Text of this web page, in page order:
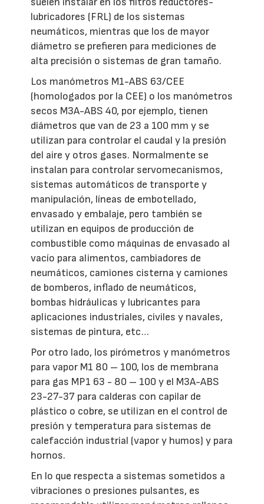
lubricadores (FRL) de los sistemas
neumáticos, mientras que los de mayor
diámetro se prefieren para mediciones de
alta precisión o sistemas de gran tamaño.
Los manómetros M1-ABS 63/CEE
(homologados por la CEE) o los manómetros
secos M3A-ABS 40, por ejemplo, tienen
diámetros que van de 23 a 100 mm y se
utilizan para controlar el caudal y la presión
del aire y otros gases. Normalmente se
instalan para controlar servomecanismos,
sistemas automáticos de transporte y
manipulación, líneas de embotellado,
envasado y embalaje, pero también se
utilizan en equipos de producción de
combustible como máquinas de envasado al
vacío para alimentos, cambiadores de
neumáticos, camiones cisterna y camiones
de bomberos, inflado de neumáticos,
bombas hidráulicas y lubricantes para
aplicaciones industriales, civiles y navales,
sistemas de pintura, etc…
Por otro lado, los pirómetros y manómetros
para vapor M1 80 – 100, los de membrana
para gas MP1 63 - 80 – 100 y el M3A-ABS
23-27-37 para calderas con capilar de
plástico o cobre, se utilizan en el control de
presión y temperatura para sistemas de
calefacción industrial (vapor y humos) y para
hornos.
En lo que respecta a sistemas sometidos a
vibraciones o presiones pulsantes, es